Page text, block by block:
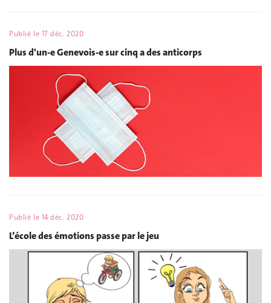
Publié le 17 déc. 2020
Plus d'un-e Genevois-e sur cinq a des anticorps
Publié le 14 déc. 2020
L’école des émotions passe par le jeu